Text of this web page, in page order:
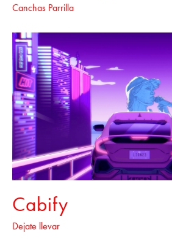
Canchas Parrilla
Cabify
Dejate llevar